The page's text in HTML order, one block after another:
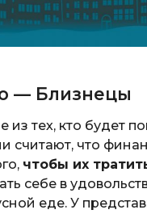
— Близнецы
из тех, кто будет
считают, что
чтобы их
себе в
еде. У